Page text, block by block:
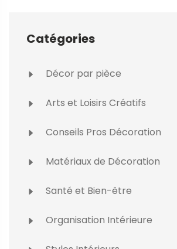
Catégories
Décor par pièce
Arts et Loisirs Créatifs
Conseils Pros Décoration
Matériaux de Décoration
Santé et Bien-être
Organisation Intérieure